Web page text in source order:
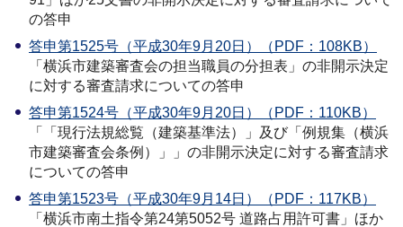
の答申
答申第1525号（平成30年9月20日）（PDF：108KB）
「横浜市建築審査会の担当職員の分担表」の非開示決定
に対する審査請求についての答申
答申第1524号（平成30年9月20日）（PDF：110KB）
「「現行法規総覧（建築基準法）」及び「例規集（横浜
市建築審査会条例）」」の非開示決定に対する審査請求
についての答申
答申第1523号（平成30年9月14日）（PDF：117KB）
「横浜市南土指令第24第5052号 道路占用許可書」ほか